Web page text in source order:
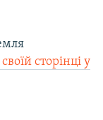
сторінці у